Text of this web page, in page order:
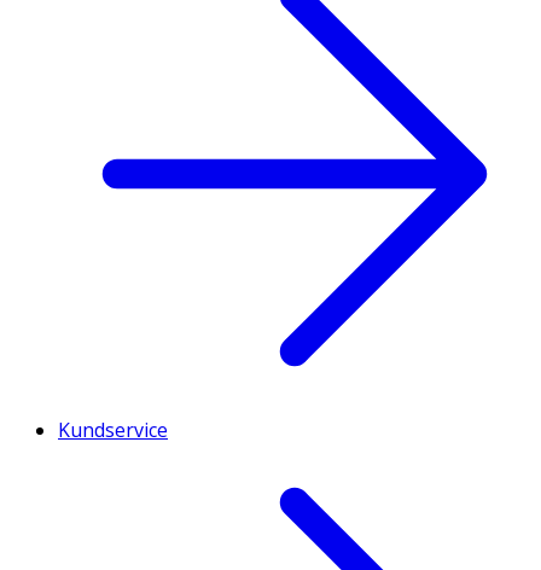
Kundservice